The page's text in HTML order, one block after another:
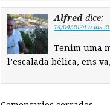
Alfred dice:
14/04/2024 a las
Tenim uma
l’escalada bélica, ens